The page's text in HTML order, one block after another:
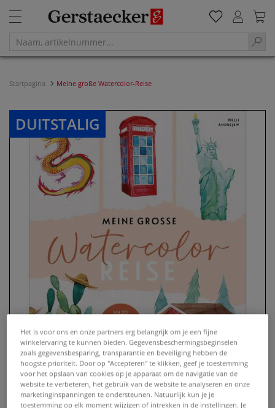
Startpagina Meine große Watercolor-Reise
DUITSTALIG
Het is voor ons en onze partners erg belangrijk om je een fijne
winkelervaring te kunnen bieden. Gegevensbeschermingsbeginselen
zoals gegevensbesparing, transparantie en beveiliging hebben de
hoogste prioriteit. Door op "Accepteren" te klikken, geef je toestemming
voor het opslaan van cookies op je apparaat om de navigatie van de
website te verbeteren, het gebruik van de website te analyseren en onze
marketinginspanningen te ondersteunen. Natuurlijk kun je je
toestemming op elk moment wijzigen of intrekken in de instellingen. Je